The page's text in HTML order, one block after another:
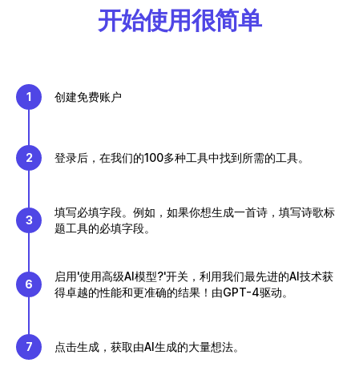
开始使用很简单
1 创建免费账户
2 登录后，在我们的100多种工具中找到所需的工具。
3
填写必填字段。例如，如果你想生成一首诗，填写诗歌标
题工具的必填字段。
6
启用'使用高级AI模型?'开关，利用我们最先进的AI技术获
得卓越的性能和更准确的结果！由GPT-4驱动。
7 点击生成，获取由AI生成的大量想法。